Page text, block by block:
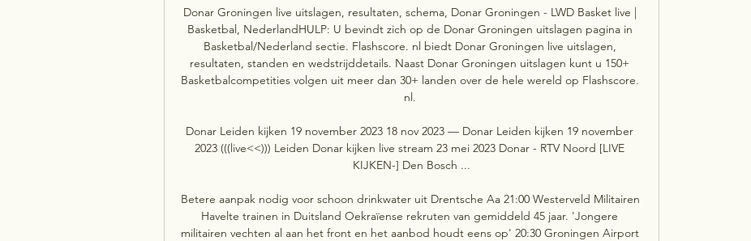
Donar Groningen live uitslagen, resultaten, schema, Donar Groningen - LWD Basket live |
Basketbal, NederlandHULP: U bevindt zich op de Donar Groningen uitslagen pagina in
Basketbal/Nederland sectie. Flashscore. nl biedt Donar Groningen live uitslagen,
resultaten, standen en wedstrijddetails. Naast Donar Groningen uitslagen kunt u 150+
Basketbalcompetities volgen uit meer dan 30+ landen over de hele wereld op Flashscore.
nl.
Donar Leiden kijken 19 november 2023 18 nov 2023 — Donar Leiden kijken 19 november
2023 (((live<<))) Leiden Donar kijken live stream 23 mei 2023 Donar - RTV Noord [LIVE
KIJKEN-] Den Bosch ...
Betere aanpak nodig voor schoon drinkwater uit Drentsche Aa 21:00 Westerveld Militairen
Havelte trainen in Duitsland Oekraïense rekruten van gemiddeld 45 jaar. 'Jongere
militairen vechten al aan het front en het aanbod houdt eens op' 20:30 Groningen Airport